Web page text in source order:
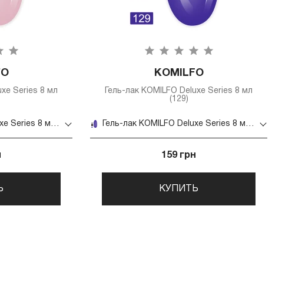
Series 8 мл
Гель-лак KOMILFO Deluxe Series 8 мл (068)
KOMILFO
Гель-лак KOMILFO Deluxe Series 8 мл
(129)
Гель-лак KOMILFO Deluxe Series 8 мл (129)
159 грн
КУПИТЬ